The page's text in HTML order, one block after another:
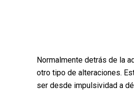
Normalmente detrás de la
otro tipo de alteraciones.
ser desde impulsividad a